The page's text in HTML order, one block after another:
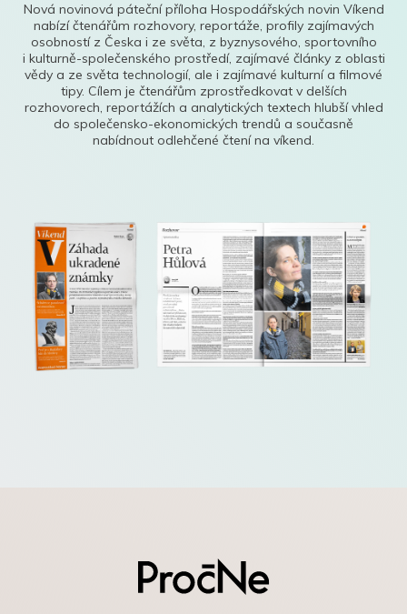
Nová novinová páteční příloha Hospodářských novin Víkend
nabízí čtenářům rozhovory, reportáže, profily zajímavých
osobností z Česka i ze světa, z byznysového, sportovního
i kulturně-společenského prostředí, zajímavé články z oblasti
vědy a ze světa technologií, ale i zajímavé kulturní a filmové
tipy. Cílem je čtenářům zprostředkovat v delších
rozhovorech, reportážích a analytických textech hlubší vhled
do společensko-ekonomických trendů a současně
nabídnout odlehčené čtení na víkend.